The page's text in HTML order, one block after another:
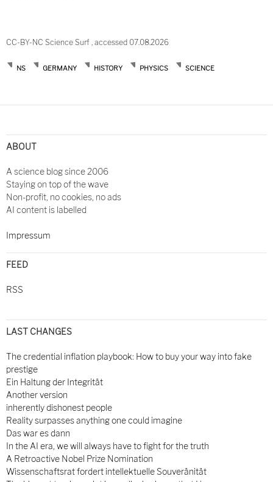
CC-BY-NC Science Surf , accessed 07.08.2026
NS GERMANY HISTORY PHYSICS SCIENCE
ABOUT
A science blog since 2006
Staying on top of the wave
Non-profit, no cookies, no ads
AI content is labelled
Impressum
FEED
RSS
LAST CHANGES
The credential inflation playbook: How to buy your way into fake
prestige
Ein Haltung der Integrität
Another version
inherently dishonest people
Reality surpasses anything one could imagine
Das war es dann
In the AI era, we will always have to fight for the truth
A Retroactive Nobel Prize Nomination
Wissenschaftsrat fordert intellektuelle Souveränität